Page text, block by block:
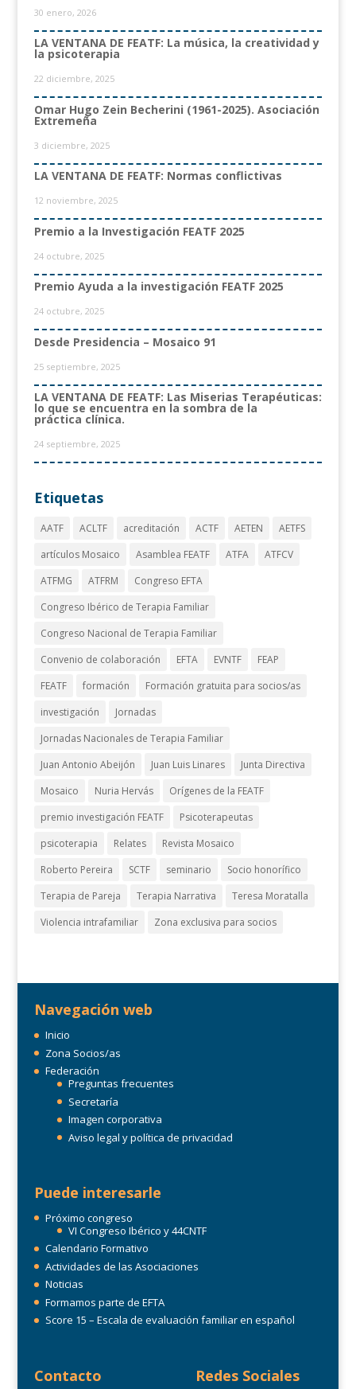
30 enero, 2026
LA VENTANA DE FEATF: La música, la creatividad y
la psicoterapia
22 diciembre, 2025
Omar Hugo Zein Becherini (1961-2025). Asociación
Extremeña
3 diciembre, 2025
LA VENTANA DE FEATF: Normas conflictivas
12 noviembre, 2025
Premio a la Investigación FEATF 2025
24 octubre, 2025
Premio Ayuda a la investigación FEATF 2025
24 octubre, 2025
Desde Presidencia – Mosaico 91
25 septiembre, 2025
LA VENTANA DE FEATF: Las Miserias Terapéuticas:
lo que se encuentra en la sombra de la
práctica clínica.
24 septiembre, 2025
Etiquetas
AATF ACLTF acreditación ACTF AETEN
AETFS
artículos Mosaico
Asamblea FEATF ATFA
ATFCV
ATFMG
ATFRM
Congreso EFTA
Congreso Ibérico de Terapia Familiar
Congreso Nacional de Terapia Familiar
Convenio de colaboración
EFTA EVNTF
FEAP
FEATF
formación
Formación gratuita para socios/as
investigación
Jornadas
Jornadas Nacionales de Terapia Familiar
Juan Antonio Abeijón
Juan Luis Linares
Junta Directiva
Mosaico
Nuria Hervás
Orígenes de la FEATF
premio investigación FEATF
Psicoterapeutas
psicoterapia
Relates
Revista Mosaico
Roberto Pereira
SCTF seminario
Socio honorífico
Terapia de Pareja
Terapia Narrativa
Teresa Moratalla
Violencia intrafamiliar
Zona exclusiva para socios
Navegación web
Inicio
Zona Socios/as
Federación
Preguntas frecuentes
Secretaría
Imagen corporativa
Aviso legal y política de privacidad
Puede interesarle
Próximo congreso
VI Congreso Ibérico y 44CNTF
Calendario Formativo
Actividades de las Asociaciones
Noticias
Formamos parte de EFTA
Score 15 – Escala de evaluación familiar en español
Contacto Redes Sociales